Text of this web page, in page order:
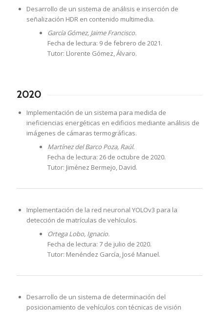
Desarrollo de un sistema de análisis e inserción de
señalización HDR en contenido multimedia.
García Gómez, Jaime Francisco.
Fecha de lectura: 9 de febrero de 2021.
Tutor: Llorente Gómez, Álvaro.
2020
Implementación de un sistema para medida de
ineficiencias energéticas en edificios mediante análisis de
imágenes de cámaras termográficas.
Martínez del Barco Poza, Raúl.
Fecha de lectura: 26 de octubre de 2020.
Tutor: Jiménez Bermejo, David.
Implementación de la red neuronal YOLOv3 para la
detección de matrículas de vehículos.
Ortega Lobo, Ignacio.
Fecha de lectura: 7 de julio de 2020.
Tutor: Menéndez García, José Manuel.
Desarrollo de un sistema de determinación del
posicionamiento de vehículos con técnicas de visión